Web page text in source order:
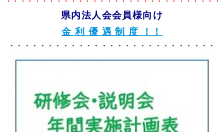
県内法人会会員様向け
金 利 優 遇 制 度 ！！
・・・・・・・・・・・・・・・・・・・・・・・・・・・